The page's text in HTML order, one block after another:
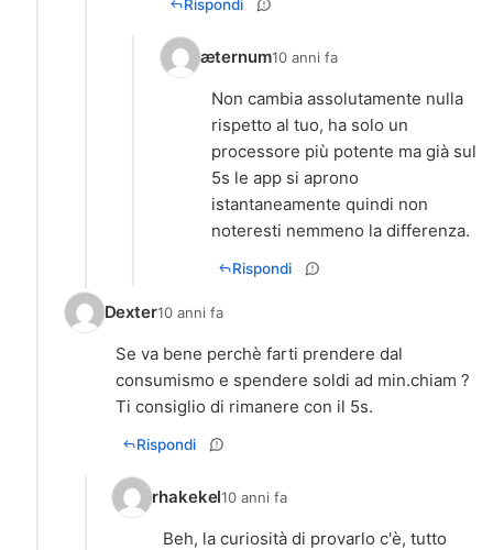
Rispondi
æternum10 anni fa
Non cambia assolutamente nulla
rispetto al tuo, ha solo un
processore più potente ma già sul
5s le app si aprono
istantaneamente quindi non
noteresti nemmeno la differenza.
Rispondi
Dexter10 anni fa
Se va bene perchè farti prendere dal
consumismo e spendere soldi ad min.chiam ?
Ti consiglio di rimanere con il 5s.
Rispondi
rhakekel10 anni fa
Beh, la curiosità di provarlo c'è, tutto